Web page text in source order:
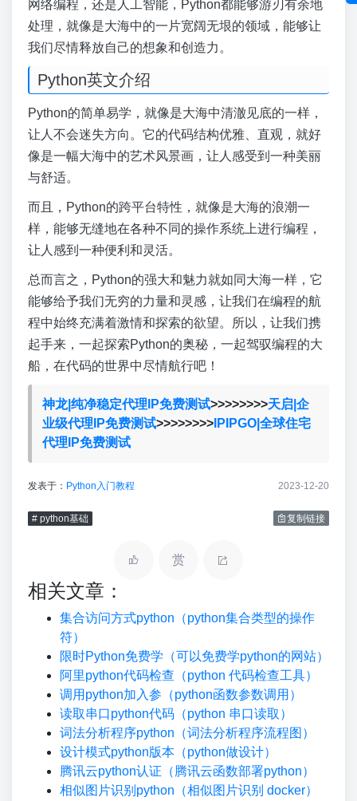
网络编程，还是人工智能，Python都能够游刃有余地
处理，就像是大海中的一片宽阔无垠的领域，能够让
我们尽情释放自己的想象和创造力。
Python英文介绍
Python的简单易学，就像是大海中清澈见底的一样，
让人不会迷失方向。它的代码结构优雅、直观，就好
像是一幅大海中的艺术风景画，让人感受到一种美丽
与舒适。
而且，Python的跨平台特性，就像是大海的浪潮一
样，能够无缝地在各种不同的操作系统上进行编程，
让人感到一种便利和灵活。
总而言之，Python的强大和魅力就如同大海一样，它
能够给予我们无穷的力量和灵感，让我们在编程的航
程中始终充满着激情和探索的欲望。所以，让我们携
起手来，一起探索Python的奥秘，一起驾驭编程的大
船，在代码的世界中尽情航行吧！
神龙|纯净稳定代理IP免费测试>>>>>>>>天启|企
业级代理IP免费测试>>>>>>>>IPIPGO|全球住宅
代理IP免费测试
发表于： Python入门教程 2023-12-20
# python基础 复制链接
赏
相关文章：
集合访问方式python（python集合类型的操作
符）
限时Python免费学（可以免费学python的网站）
阿里python代码检查（python 代码检查工具）
调用python加入参（python函数参数调用）
读取串口python代码（python 串口读取）
词法分析程序python（词法分析程序流程图）
设计模式python版本（python做设计）
腾讯云python认证（腾讯云函数部署python）
相似图片识别python（相似图片识别 docker）